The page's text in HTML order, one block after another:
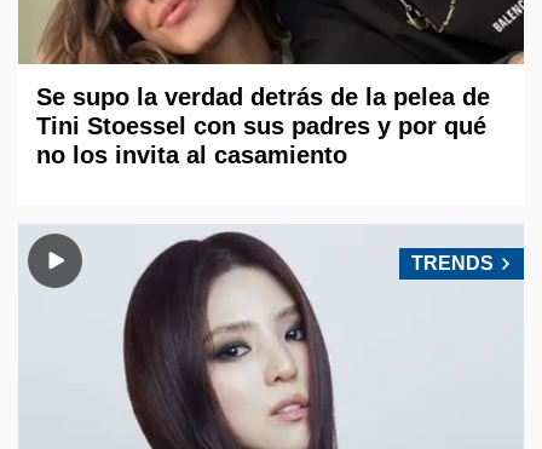
Se supo la verdad detrás de la pelea de
Tini Stoessel con sus padres y por qué
no los invita al casamiento
TRENDS